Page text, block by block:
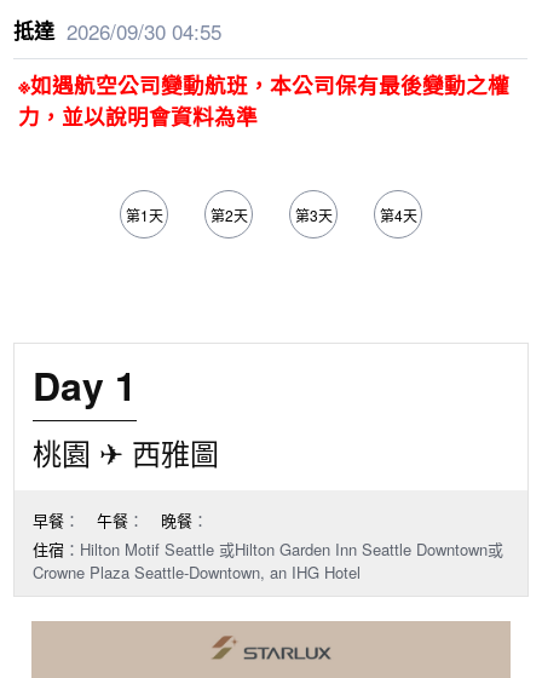
2026/09/30 04:55
※如遇航空公司變動航班，本公司保有最後變動之權
力，並以說明會資料為準
第1天 第2天 第3天 第4天
Day 1
桃園 ✈ 西雅圖
早餐 ： 午餐 ： 晚餐 ：
住宿 ：Hilton Motif Seattle 或Hilton Garden Inn Seattle Downtown或
Crowne Plaza Seattle-Downtown, an IHG Hotel